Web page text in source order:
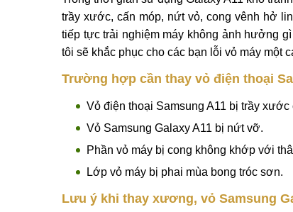
Mobilecity cung cấp dịch vụthay xương, vỏ
và TP.HCM. Linh kiện zin mới với mức giá
chóng, khách hàng có thể chờ lấy ngay.
đến sự hài lòng cho khách hàng Trung tâm
Thay xương, vỏ Samsung Galaxy
Trong thời gian sử dụng Galaxy A11 khó
trầy xước, cấn móp, nứt vỏ, cong vênh hở
tiếp tực trải nghiệm máy không ảnh hưởng
tôi sẽ khắc phục cho các bạn lỗi vỏ máy một
Trường hợp cần thay vỏ điện thoại